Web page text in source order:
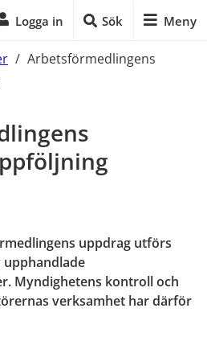
Logga in Sök Meny
/ Arbetsförmedlingens
uppdrag utförs
upphandlade
Myndighetens kontroll och
verksamhet har därför